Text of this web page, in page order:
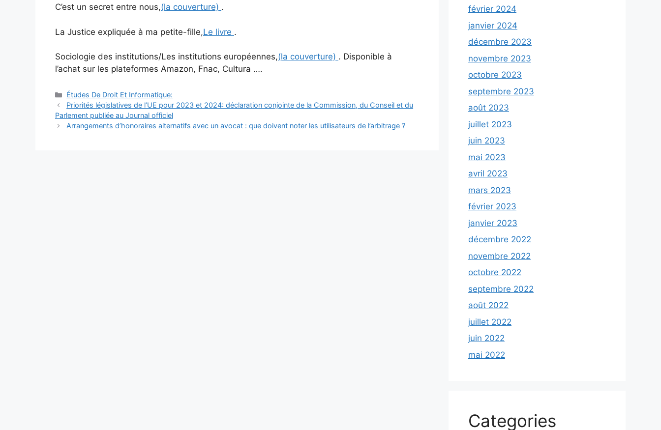
C’est un secret entre nous,(la couverture) .
La Justice expliquée à ma petite-fille,Le livre .
Sociologie des institutions/Les institutions européennes,(la couverture) . Disponible à
l’achat sur les plateformes Amazon, Fnac, Cultura ….
Catégories
Études De Droit Et Informatique:
Navigation
des
articles
Priorités législatives de l’UE pour 2023 et 2024: déclaration conjointe de la Commission, du Conseil et du
Parlement publiée au Journal officiel
Arrangements d’honoraires alternatifs avec un avocat : que doivent noter les utilisateurs de l’arbitrage ?
février 2024
janvier 2024
décembre 2023
novembre 2023
octobre 2023
septembre 2023
août 2023
juillet 2023
juin 2023
mai 2023
avril 2023
mars 2023
février 2023
janvier 2023
décembre 2022
novembre 2022
octobre 2022
septembre 2022
août 2022
juillet 2022
juin 2022
mai 2022
Categories